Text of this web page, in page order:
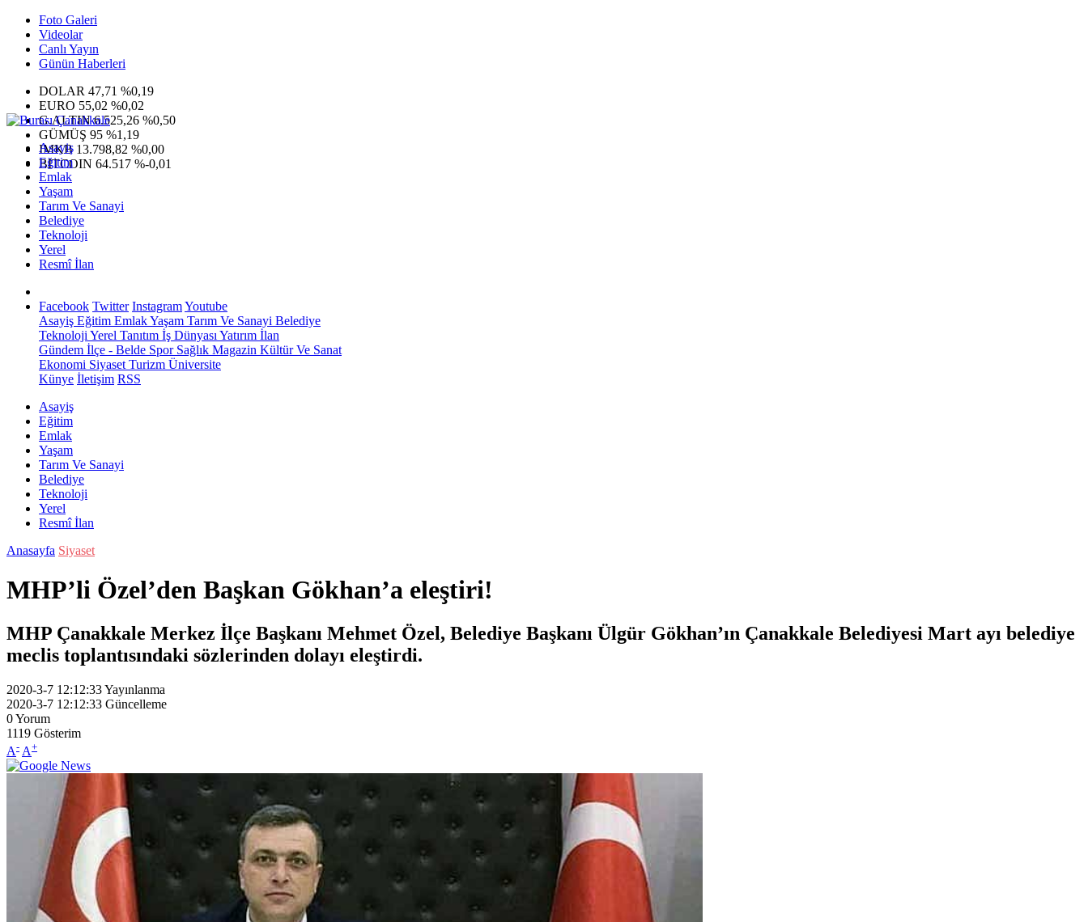
Foto Galeri
Videolar
Canlı Yayın
Günün Haberleri
DOLAR 47,71 %0,19
EURO 55,02 %0,02
G.ALTIN6.525,26 %0,50
GÜMÜŞ 95 %1,19
IMKB 13.798,82 %0,00
BITCOIN 64.517 %-0,01
Asayiş
Eğitim
Emlak
Yaşam
Tarım Ve Sanayi
Belediye
Teknoloji
Yerel
Resmî İlan
Facebook Twitter InstagramYoutube
Asayiş Eğitim EmlakYaşam Tarım Ve Sanayi Belediye
Teknoloji Yerel Tanıtım İş Dünyası Yatırım İlan
Gündem İlçe - Belde SporSağlık Magazin Kültür Ve Sanat
Ekonomi Siyaset Turizm Üniversite
Künye İletişim RSS
Asayiş
Eğitim
Emlak
Yaşam
Tarım Ve Sanayi
Belediye
Teknoloji
Yerel
Resmî İlan
Anasayfa Siyaset
MHP’li Özel’den Başkan Gökhan’a eleştiri!
MHP Çanakkale Merkez İlçe Başkanı Mehmet Özel, Belediye Başkanı Ülgür Gökhan’ın Çanakkale Belediyesi Mart ayı belediye
meclis toplantısındaki sözlerinden dolayı eleştirdi.
2020-3-7 12:12:33Yayınlanma
2020-3-7 12:12:33 Güncelleme
0Yorum
1119 Gösterim
A- A+